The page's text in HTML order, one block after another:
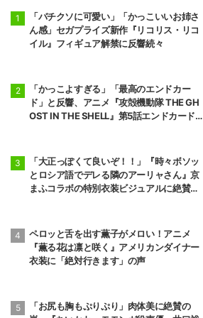
「バチクソに可愛い」「かっこいいお姉さ
ん感」セガプライズ新作『リコリス・リコ
イル』フィギュア解禁に反響続々
「かっこよすぎる」「最高のエンドカー
ド」と反響、アニメ『攻殻機動隊 THE GH
OST IN THE SHELL』第5話エンドカード公
「大正っぽくて良いぞ！！」『時々ボソッ
とロシア語でデレる隣のアーリャさん』京
まふコラボの特別衣装ビジュアルに絶賛の
ペロッと舌を出す薫子がメロい！アニメ
『薫る花は凛と咲く』アメリカンダイナー
衣装に「絶対行きます」の声
「お尻も胸もぷりぷり」肉体美に絶賛の